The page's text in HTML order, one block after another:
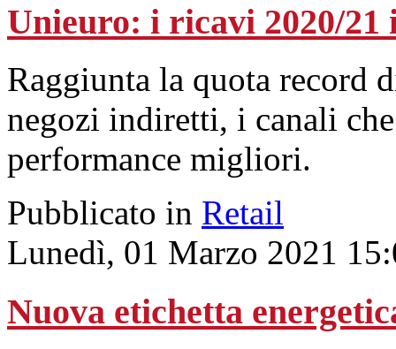
Unieuro: i ricavi 2020/21
Raggiunta la quota record
negozi indiretti, i canali
performance migliori.
Pubblicato in Retail
Lunedì, 01 Marzo 2021
Nuova etichetta